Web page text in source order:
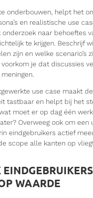
onderbouwen, helpt het
en realistische use
onderzoek naar behoeftes
te krijgen. Beschrijf
zijn en welke scenario’s
voorkom je dat discussies
use case maakt
tastbaar en helpt bij het
moet er op dag één
Overweeg ook om een
eindgebruikers actief
scope alle kanten op
WAARDE